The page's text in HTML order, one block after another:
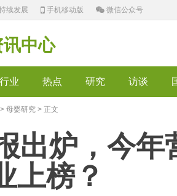
续发展 手机移动版 微信公众号
中心
行业 热点 研究 访谈
> 母婴研究 > 正文
出炉，今
上榜？